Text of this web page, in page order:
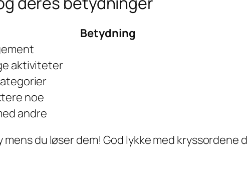
Betydning
aktiviteter
noe
andre
du løser dem! God lykke med kryssordene